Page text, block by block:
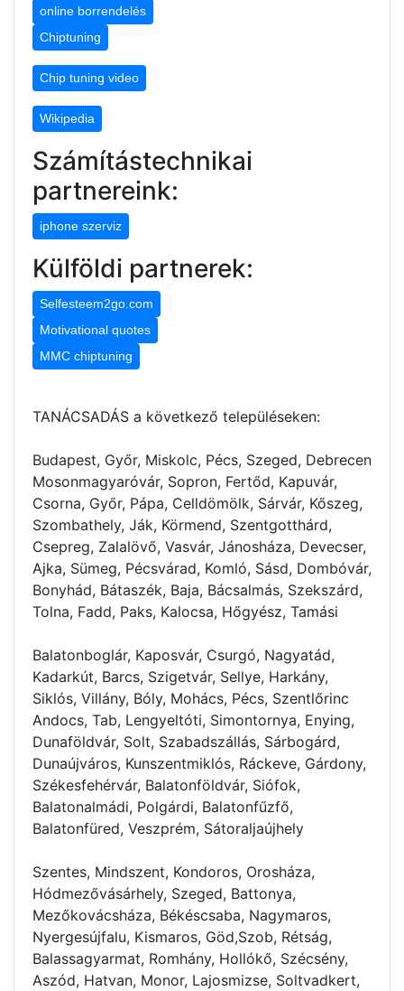
online borrendelés
Chiptuning
Chip tuning video
Wikipedia
Számítástechnikai
partnereink:
iphone szerviz
Külföldi partnerek:
Selfesteem2go.com
Motivational quotes
MMC chiptuning
TANÁCSADÁS a következő településeken:
Budapest, Győr, Miskolc, Pécs, Szeged, Debrecen
Mosonmagyaróvár, Sopron, Fertőd, Kapuvár,
Csorna, Győr, Pápa, Celldömölk, Sárvár, Kőszeg,
Szombathely, Ják, Körmend, Szentgotthárd,
Csepreg, Zalalövő, Vasvár, Jánosháza, Devecser,
Ajka, Sümeg, Pécsvárad, Komló, Sásd, Dombóvár,
Bonyhád, Bátaszék, Baja, Bácsalmás, Szekszárd,
Tolna, Fadd, Paks, Kalocsa, Hőgyész, Tamási
Balatonboglár, Kaposvár, Csurgó, Nagyatád,
Kadarkút, Barcs, Szigetvár, Sellye, Harkány,
Siklós, Villány, Bóly, Mohács, Pécs, Szentlőrinc
Andocs, Tab, Lengyeltóti, Simontornya, Enying,
Dunaföldvár, Solt, Szabadszállás, Sárbogárd,
Dunaújváros, Kunszentmiklós, Ráckeve, Gárdony,
Székesfehérvár, Balatonföldvár, Siófok,
Balatonalmádi, Polgárdi, Balatonfűzfő,
Balatonfüred, Veszprém, Sátoraljaújhely
Szentes, Mindszent, Kondoros, Orosháza,
Hódmezővásárhely, Szeged, Battonya,
Mezőkovácsháza, Békéscsaba, Nagymaros,
Nyergesújfalu, Kismaros, Göd,Szob, Rétság,
Balassagyarmat, Romhány, Hollókő, Szécsény,
Aszód, Hatvan, Monor, Lajosmizse, Soltvadkert,